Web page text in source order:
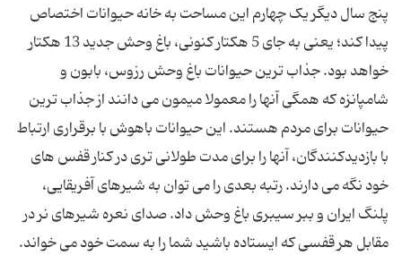
پنج سال دیگر یک چهارم این مساحت به خانه حیوانات اختصاص
پیدا کند؛ یعنی به جای 5 هکتار کنونی، باغ وحش جدید 13 هکتار
خواهد بود. جذاب ترین حیوانات باغ وحش رزوس، بابون و
شامپانزه که همگی آنها را معمولا میمون می دانند از جذاب ترین
حیوانات برای مردم هستند. این حیوانات باهوش با برقراری ارتباط
با بازدیدکنندگان، آنها را برای مدت طولانی تری در کنار قفس های
خود نگه می دارند. رتبه بعدی را می توان به شیرهای آفریقایی،
پلنگ ایران و ببر سیبری باغ وحش داد. صدای نعره شیرهای نر در
مقابل هر قفسی که ایستاده باشید شما را به سمت خود می خواند.